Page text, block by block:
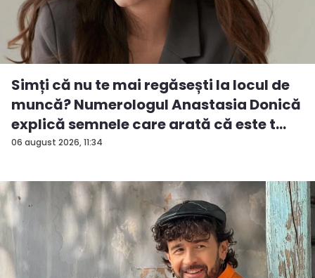
06 august 2026, 11:34
Simți că nu te mai regăsești la locul de
muncă? Numerologul Anastasia Donică
explică semnele care arată că este t...